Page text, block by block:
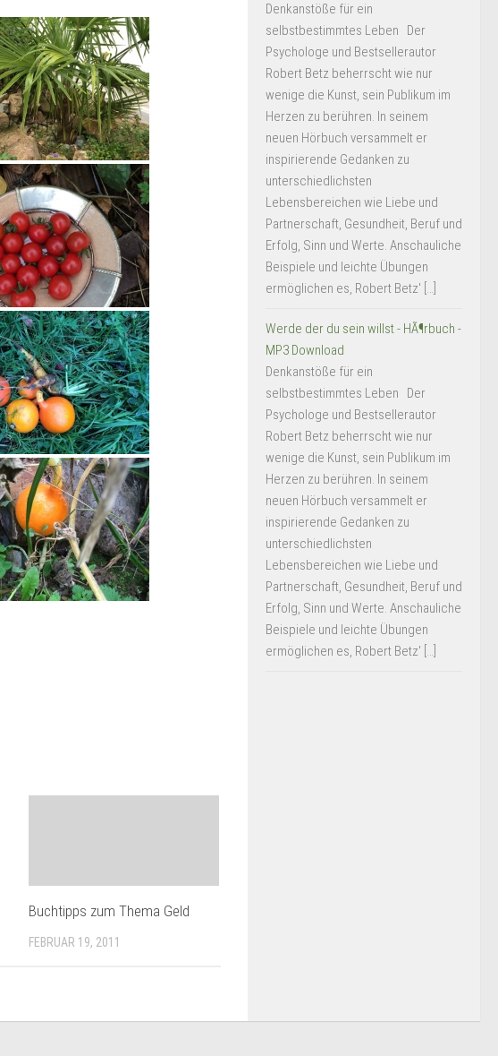
Buchtipps zum Thema Geld
FEBRUAR 19, 2011
Denkanstöße für ein
selbstbestimmtes Leben Der
Psychologe und Bestsellerautor
Robert Betz beherrscht wie nur
wenige die Kunst, sein Publikum im
Herzen zu berühren. In seinem
neuen Hörbuch versammelt er
inspirierende Gedanken zu
unterschiedlichsten
Lebensbereichen wie Liebe und
Partnerschaft, Gesundheit, Beruf und
Erfolg, Sinn und Werte. Anschauliche
Beispiele und leichte Übungen
ermöglichen es, Robert Betz' […]
Werde der du sein willst - HÃ¶rbuch -
MP3 Download
Denkanstöße für ein
selbstbestimmtes Leben Der
Psychologe und Bestsellerautor
Robert Betz beherrscht wie nur
wenige die Kunst, sein Publikum im
Herzen zu berühren. In seinem
neuen Hörbuch versammelt er
inspirierende Gedanken zu
unterschiedlichsten
Lebensbereichen wie Liebe und
Partnerschaft, Gesundheit, Beruf und
Erfolg, Sinn und Werte. Anschauliche
Beispiele und leichte Übungen
ermöglichen es, Robert Betz' […]